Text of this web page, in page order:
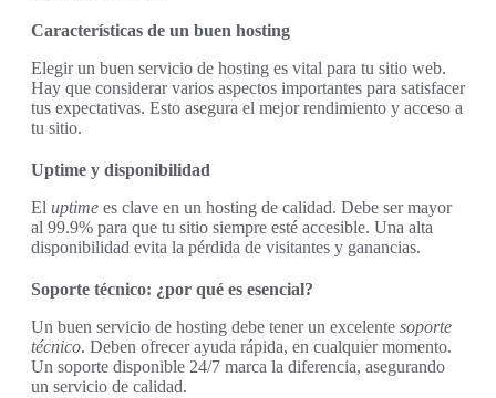
Características de un buen hosting
Elegir un buen servicio de hosting es vital para tu sitio web.
Hay que considerar varios aspectos importantes para satisfacer
tus expectativas. Esto asegura el mejor rendimiento y acceso a
tu sitio.
Uptime y disponibilidad
El uptime es clave en un hosting de calidad. Debe ser mayor
al 99.9% para que tu sitio siempre esté accesible. Una alta
disponibilidad evita la pérdida de visitantes y ganancias.
Soporte técnico: ¿por qué es esencial?
Un buen servicio de hosting debe tener un excelente soporte
técnico. Deben ofrecer ayuda rápida, en cualquier momento.
Un soporte disponible 24/7 marca la diferencia, asegurando
un servicio de calidad.